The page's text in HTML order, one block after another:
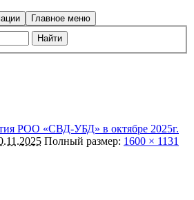
Главное меню
РОО «СВД-УБД» в октябре 2025г.
Полный размер: 1600 × 1131